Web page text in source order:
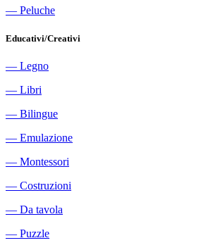
― Peluche
Educativi/Creativi
― Legno
― Libri
― Bilingue
― Emulazione
― Montessori
― Costruzioni
― Da tavola
― Puzzle